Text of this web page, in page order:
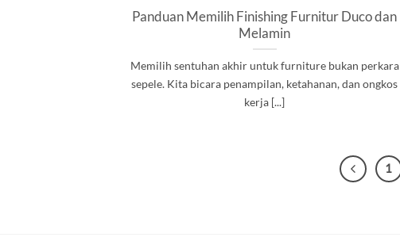
Panduan Memilih Finishing Furnitur Duco dan
Melamin
Memilih sentuhan akhir untuk furniture bukan perkara
sepele. Kita bicara penampilan, ketahanan, dan ongkos
kerja [...]
1